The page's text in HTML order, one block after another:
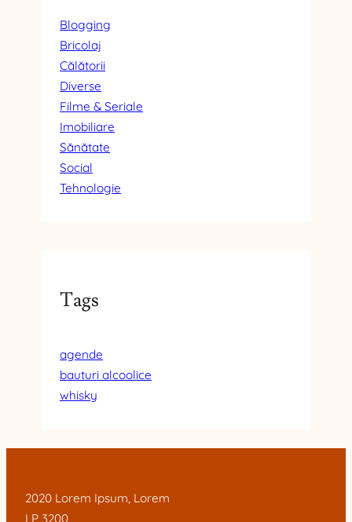
Blogging
Bricolaj
Călătorii
Diverse
Filme & Seriale
Imobiliare
Sănătate
Social
Tehnologie
Tags
agende
bauturi alcoolice
whisky
2020 Lorem Ipsum, Lorem
LP 3200